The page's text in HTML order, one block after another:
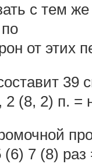
с тем же
от этих
39
(8, 2) п. =
7 (8)